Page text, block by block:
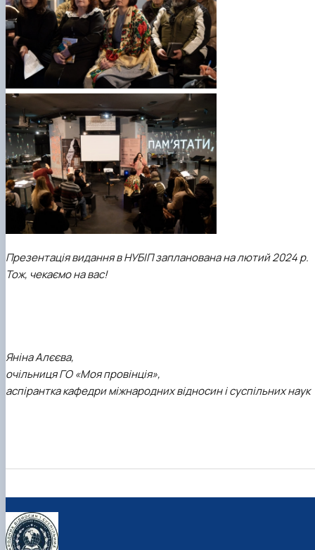
Презентація видання в НУБІП запланована на лютий 2024 р.
Тож, чекаємо на вас!
Яніна Алєєва,
очільниця ГО «Моя провінція»,
аспірантка кафедри міжнародних відносин і суспільних наук